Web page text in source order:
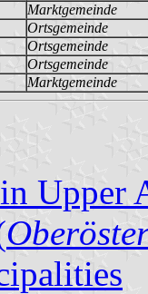
Marktgemeinde
Ortsgemeinde
Ortsgemeinde
Ortsgemeinde
Marktgemeinde
Upper